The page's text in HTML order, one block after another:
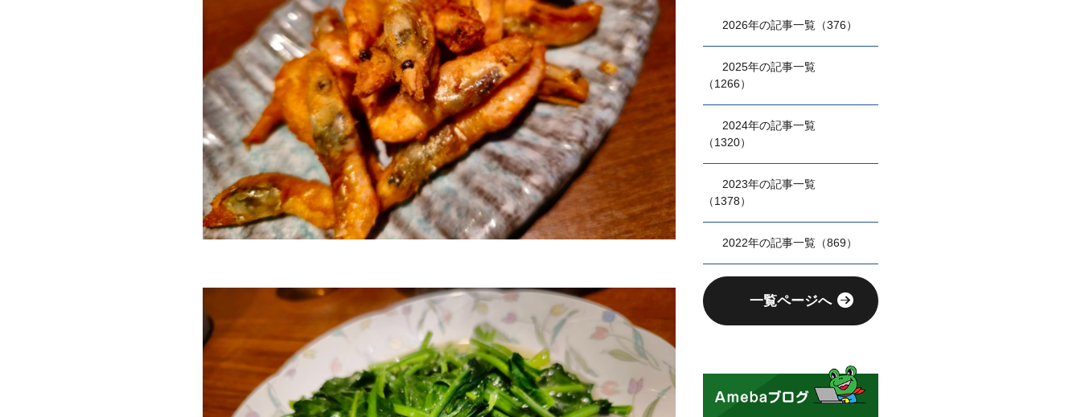
2026年の記事一覧（376）
2025年の記事一覧
（1266）
2024年の記事一覧
（1320）
2023年の記事一覧
（1378）
2022年の記事一覧（869）
一覧ページへ